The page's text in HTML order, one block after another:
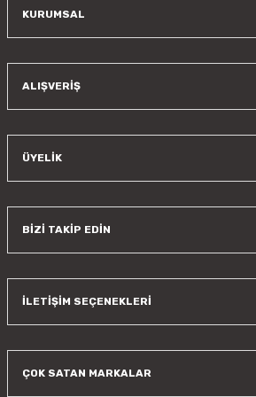
KURUMSAL
ALIŞVERİŞ
ÜYELİK
BİZİ TAKİP EDİN
İLETİŞİM SEÇENEKLERİ
ÇOK SATAN MARKALAR